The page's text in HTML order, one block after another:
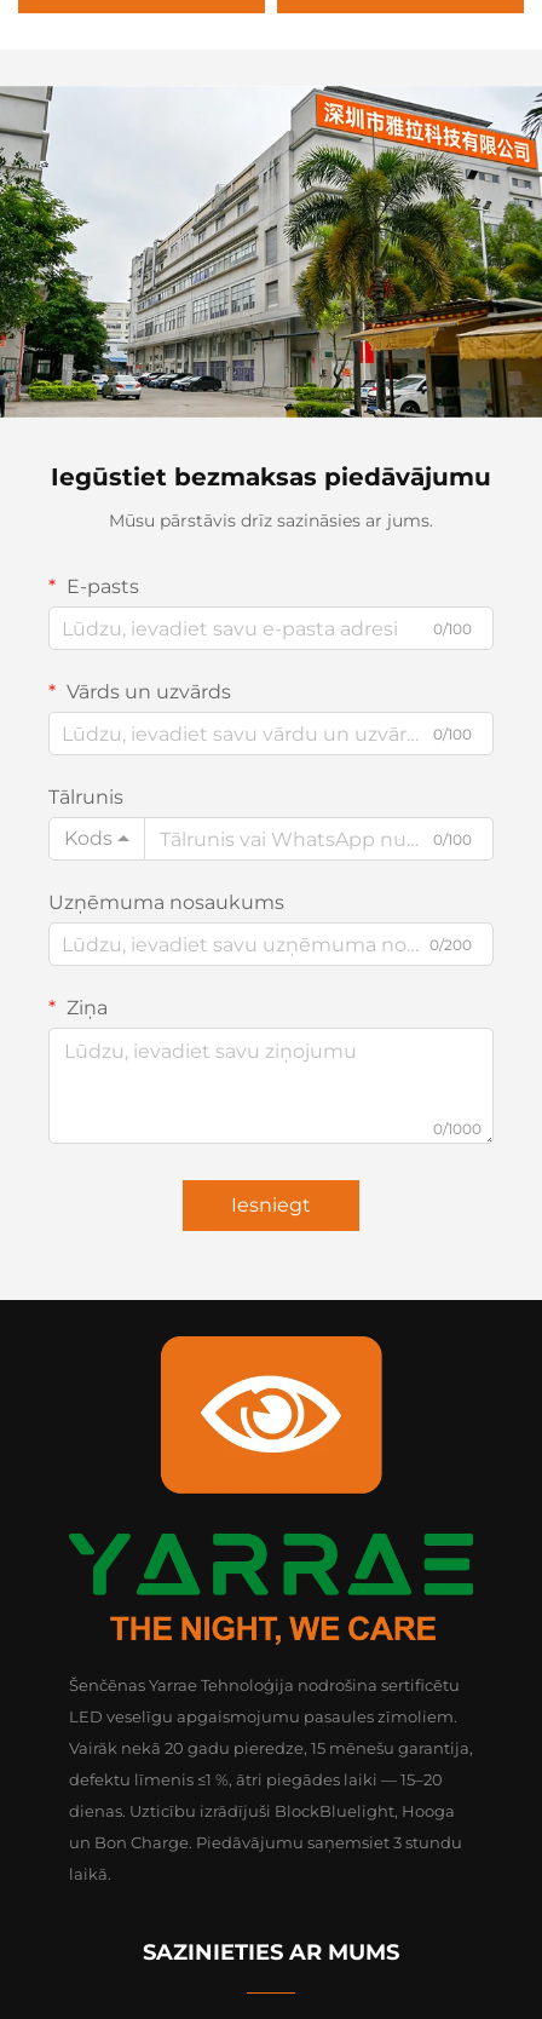
Iegūstiet bezmaksas piedāvājumu
Mūsu pārstāvis drīz sazināsies ar jums.
E-pasts
0/100
Vārds un uzvārds
0/100
Tālrunis
Kods
0/100
Uzņēmuma nosaukums
0/200
Ziņa
0/1000
Iesniegt
Šenčēnas Yarrae Tehnoloģija nodrošina sertificētu
LED veselīgu apgaismojumu pasaules zīmoliem.
Vairāk nekā 20 gadu pieredze, 15 mēnešu garantija,
defektu līmenis ≤1 %, ātri piegādes laiki — 15–20
dienas. Uzticību izrādījuši BlockBluelight, Hooga
un Bon Charge. Piedāvājumu saņemsiet 3 stundu
laikā.
SAZINIETIES AR MUMS